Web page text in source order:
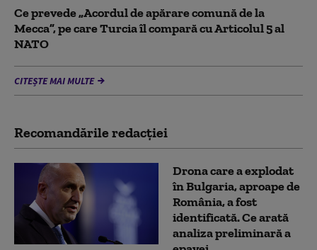
Ce prevede „Acordul de apărare comună de la
Mecca”, pe care Turcia îl compară cu Articolul 5 al
NATO
CITEȘTE MAI MULTE
Recomandările redacţiei
Drona care a explodat
în Bulgaria, aproape de
România, a fost
identificată. Ce arată
analiza preliminară a